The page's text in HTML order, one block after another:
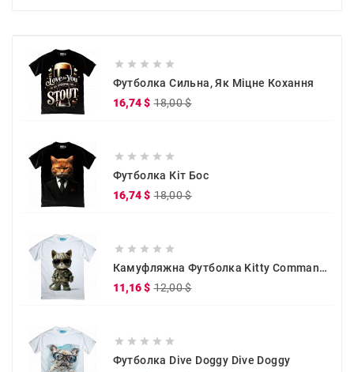
    
Футболка Сильна, Як Міцне Кохання
16,74 $ 18,00 $
    
Футболка Кіт Бос
16,74 $ 18,00 $
    
Камуфляжна Футболка Kitty Commander
11,16 $ 12,00 $
    
Футболка Dive Doggy Dive Doggy